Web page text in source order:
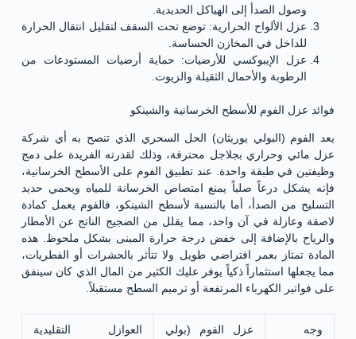
وصول الصدأ إلى الهياكل الحديدية.
عزل الألواح الحرارية: توضع تحت السقف لتقليل انتقال الحرارة
للداخل في المخازن الحساسة.
عزل الإيبوكسي للأرضيات: حماية أرضيات المستودعات من
الرطوبة والأحمال الثقيلة والزيوت.
فوائد عزل الفوم للأسطح الخرسانية والشينكو
يعد الفوم (البولي يوريثان) الحل السحري الذي تنصح به أي شركة
عزل مائي وحراري بجلاجل محترفة، وذلك لقدرته الفريدة على دمج
وظيفتين في طبقة واحدة. عند تطبيق الفوم على الأسطح الخرسانية،
فإنه يشكل درعاً صلباً يمنع امتصاص الخرسانة للمياه ويحمي حديد
التسليح من الصدأ، أما بالنسبة لأسطح الشينكو، فالفوم يعمل كمادة
لاصقة وعازلة في آن واحد، مما يقلل من الضجيج الناتج عن الأمطار
والرياح بالإضافة إلى خفض درجة حرارة المبنى بشكل ملحوظ. هذه
المادة تمتاز بعمر افتراضي طويل ولا تتأثر بالحشرات أو الفطريات،
مما يجعلها استثماراً ذكياً يوفر عليك الكثير من المال الذي كان سينفق
على فواتير الكهرباء المرتفعة أو ترميم السطح مستقبلاً.
وجه
عزل الفوم (بولي
العوازل التقليدية